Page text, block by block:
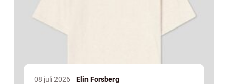
08 juli 2026 Elin Forsberg